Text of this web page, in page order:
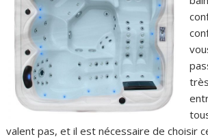
valent pas, et il est nécessaire de choisir